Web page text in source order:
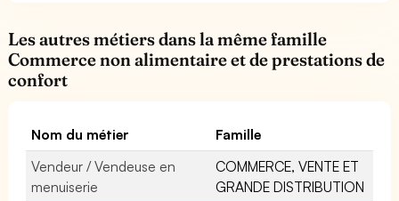
Les autres métiers dans la même famille
Commerce non alimentaire et de prestations de
confort
Nom du métier
Famille
Vendeur / Vendeuse en
menuiserie
COMMERCE, VENTE ET
GRANDE DISTRIBUTION